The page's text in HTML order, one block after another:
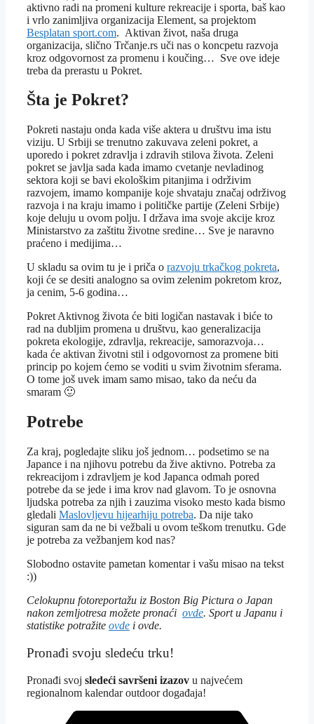
aktivno radi na promeni kulture rekreacije i sporta, baš kao
i vrlo zanimljiva organizacija Element, sa projektom
Besplatan sport.com. Aktivan život, naša druga
organizacija, slično Trčanje.rs uči nas o koncpetu razvoja
kroz odgovornost za promenu i koučing… Sve ove ideje
treba da prerastu u Pokret.
Šta je Pokret?
Pokreti nastaju onda kada više aktera u društvu ima istu
viziju. U Srbiji se trenutno zakuvava zeleni pokret, a
uporedo i pokret zdravlja i zdravih stilova života. Zeleni
pokret se javlja sada kada imamo cvetanje nevladinog
sektora koji se bavi ekološkim pitanjima i održivim
razvojem, imamo kompanije koje shvataju značaj održivog
razvoja i na kraju imamo i političke partije (Zeleni Srbije)
koje deluju u ovom polju. I država ima svoje akcije kroz
Ministarstvo za zaštitu životne sredine… Sve je naravno
praćeno i medijima…
U skladu sa ovim tu je i priča o razvoju trkačkog pokreta,
koji će se desiti analogno sa ovim zelenim pokretom kroz,
ja cenim, 5-6 godina…
Pokret Aktivnog života će biti logičan nastavak i biće to
rad na dubljim promena u društvu, kao generalizacija
pokreta ekologije, zdravlja, rekreacije, samorazvoja…
kada će aktivan životni stil i odgovornost za promene biti
princip po kojem ćemo se voditi u svim životnim sferama.
O tome još uvek imam samo misao, tako da neću da
smaram 🙂
Potrebe
Za kraj, pogledajte sliku još jednom… podsetimo se na
Japance i na njihovu potrebu da žive aktivno. Potreba za
rekreacijom i zdravljem je kod Japanca odmah pored
potrebe da se jede i ima krov nad glavom. To je osnovna
ljudska potreba za njih i zauzima visoko mesto kada bismo
gledali Maslovljevu hijearhiju potreba. Da nije tako
siguran sam da ne bi vežbali u ovom teškom trenutku. Gde
je potreba za vežbanjem kod nas?
Slobodno ostavite pametan komentar i vašu misao na tekst
:))
Celokupnu fotoreportažu iz Boston Big Pictura o Japan
nakon zemljotresa možete pronaći ovde. Sport u Japanu i
statistike potražite ovde i ovde.
Pronađi svoju sledeću trku!
Pronađi svoj sledeći savršeni izazov u najvećem
regionalnom kalendar outdoor događaja!